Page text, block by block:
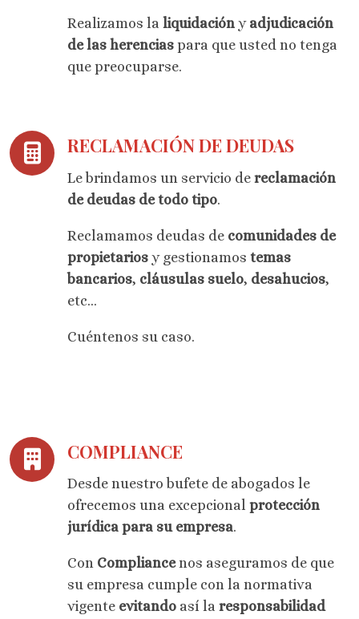
Realizamos la liquidación y adjudicación
de las herencias para que usted no tenga
que preocuparse.
RECLAMACIÓN DE DEUDAS
Le brindamos un servicio de reclamación
de deudas de todo tipo.
Reclamamos deudas de comunidades de
propietarios y gestionamos temas
bancarios, cláusulas suelo, desahucios,
etc...
Cuéntenos su caso.
COMPLIANCE
Desde nuestro bufete de abogados le
ofrecemos una excepcional protección
jurídica para su empresa.
Con Compliancenos aseguramos de que
su empresa cumple con la normativa
vigente evitando así la responsabilidad